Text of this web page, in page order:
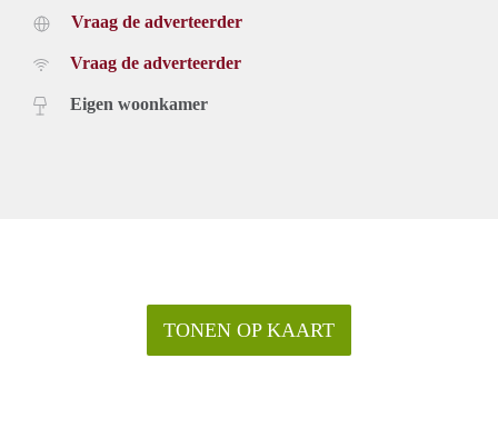
Vraag de adverteerder
Vraag de adverteerder
Eigen woonkamer
TONEN OP KAART